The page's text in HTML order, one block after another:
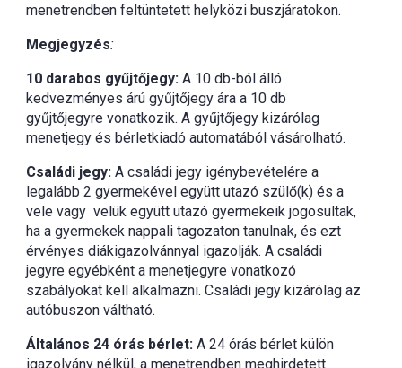
menetrendben feltüntetett helyközi buszjáratokon.
Megjegyzés:
10 darabos gyűjtőjegy: A 10 db-ból álló
kedvezményes árú gyűjtőjegy ára a 10 db
gyűjtőjegyre vonatkozik. A gyűjtőjegy kizárólag
menetjegy és bérletkiadó automatából vásárolható.
Családi jegy: A családi jegy igénybevételére a
legalább 2 gyermekével együtt utazó szülő(k) és a
vele vagy velük együtt utazó gyermekeik jogosultak,
ha a gyermekek nappali tagozaton tanulnak, és ezt
érvényes diákigazolvánnyal igazolják. A családi
jegyre egyébként a menetjegyre vonatkozó
szabályokat kell alkalmazni. Családi jegy kizárólag az
autóbuszon váltható.
Általános 24 órás bérlet: A 24 órás bérlet külön
igazolvány nélkül, a menetrendben meghirdetett